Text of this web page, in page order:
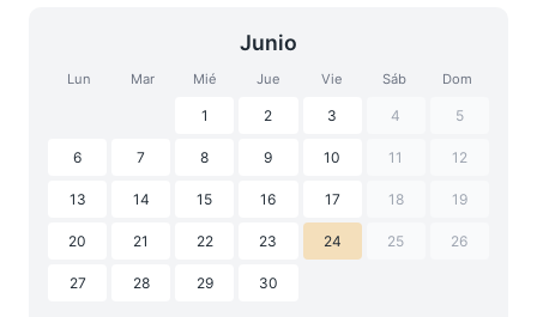
Junio
Lun Mar Mié Jue Vie Sáb Dom
1 2 3 4 5
6 7 8 9 10 11 12
13 14 15 16 17 18 19
20 21 22 23 24 25 26
27 28 29 30